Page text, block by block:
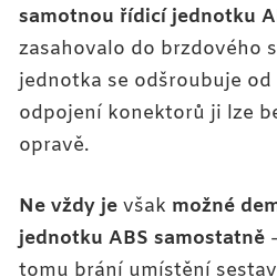
samotnou řídicí jednotku
zasahovalo do brzdového
jednotka se odšroubuje od
odpojení konektorů ji lze
opravě.
Ne vždy je však možné
jednotku ABS samostatně
tomu brání umístění